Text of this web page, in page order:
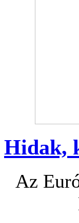
Hidak,
Az